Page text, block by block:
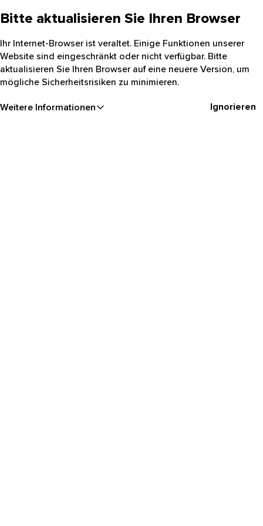
Bitte aktualisieren Sie Ihren Browser
Ihr Internet-Browser ist veraltet. Einige Funktionen unserer
Website sind eingeschränkt oder nicht verfügbar. Bitte
aktualisieren Sie Ihren Browser auf eine neuere Version, um
mögliche Sicherheitsrisiken zu minimieren.
Weitere Informationen Ignorieren